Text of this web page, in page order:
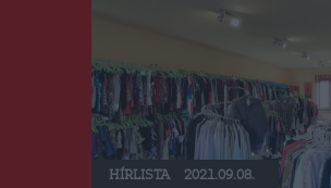
HÍRLISTA
2021.09.08.